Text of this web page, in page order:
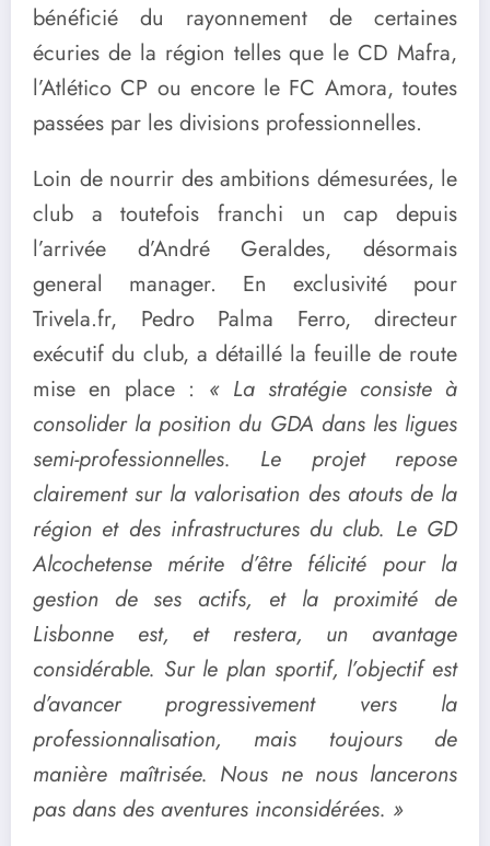
bénéficié du rayonnement de certaines
écuries de la région telles que le CD Mafra,
l’Atlético CP ou encore le FC Amora, toutes
passées par les divisions professionnelles.
Loin de nourrir des ambitions démesurées, le
club a toutefois franchi un cap depuis
l’arrivée d’André Geraldes, désormais
general manager. En exclusivité pour
Trivela.fr, Pedro Palma Ferro, directeur
exécutif du club, a détaillé la feuille de route
mise en place : « La stratégie consiste à
consolider la position du GDA dans les ligues
semi-professionnelles. Le projet repose
clairement sur la valorisation des atouts de la
région et des infrastructures du club. Le GD
Alcochetense mérite d’être félicité pour la
gestion de ses actifs, et la proximité de
Lisbonne est, et restera, un avantage
considérable. Sur le plan sportif, l’objectif est
d’avancer progressivement vers la
professionnalisation, mais toujours de
manière maîtrisée. Nous ne nous lancerons
pas dans des aventures inconsidérées. »